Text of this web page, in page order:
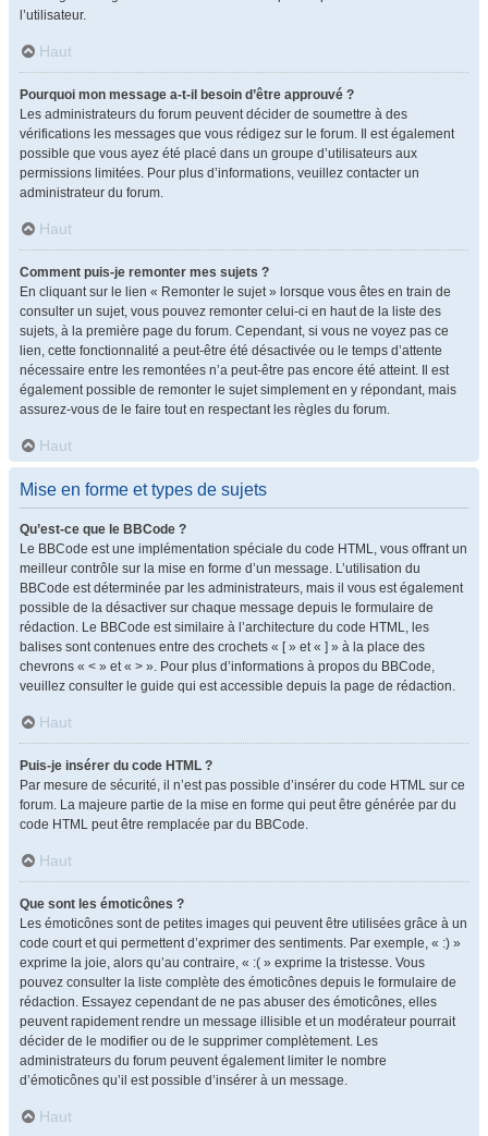
l’utilisateur.
Haut
Pourquoi mon message a-t-il besoin d’être approuvé ?
Les administrateurs du forum peuvent décider de soumettre à des
vérifications les messages que vous rédigez sur le forum. Il est également
possible que vous ayez été placé dans un groupe d’utilisateurs aux
permissions limitées. Pour plus d’informations, veuillez contacter un
administrateur du forum.
Haut
Comment puis-je remonter mes sujets ?
En cliquant sur le lien « Remonter le sujet » lorsque vous êtes en train de
consulter un sujet, vous pouvez remonter celui-ci en haut de la liste des
sujets, à la première page du forum. Cependant, si vous ne voyez pas ce
lien, cette fonctionnalité a peut-être été désactivée ou le temps d’attente
nécessaire entre les remontées n’a peut-être pas encore été atteint. Il est
également possible de remonter le sujet simplement en y répondant, mais
assurez-vous de le faire tout en respectant les règles du forum.
Haut
Mise en forme et types de sujets
Qu’est-ce que le BBCode ?
Le BBCode est une implémentation spéciale du code HTML, vous offrant un
meilleur contrôle sur la mise en forme d’un message. L’utilisation du
BBCode est déterminée par les administrateurs, mais il vous est également
possible de la désactiver sur chaque message depuis le formulaire de
rédaction. Le BBCode est similaire à l’architecture du code HTML, les
balises sont contenues entre des crochets « [ » et « ] » à la place des
chevrons « < » et « > ». Pour plus d’informations à propos du BBCode,
veuillez consulter le guide qui est accessible depuis la page de rédaction.
Haut
Puis-je insérer du code HTML ?
Par mesure de sécurité, il n’est pas possible d’insérer du code HTML sur ce
forum. La majeure partie de la mise en forme qui peut être générée par du
code HTML peut être remplacée par du BBCode.
Haut
Que sont les émoticônes ?
Les émoticônes sont de petites images qui peuvent être utilisées grâce à un
code court et qui permettent d’exprimer des sentiments. Par exemple, « :) »
exprime la joie, alors qu’au contraire, « :( » exprime la tristesse. Vous
pouvez consulter la liste complète des émoticônes depuis le formulaire de
rédaction. Essayez cependant de ne pas abuser des émoticônes, elles
peuvent rapidement rendre un message illisible et un modérateur pourrait
décider de le modifier ou de le supprimer complètement. Les
administrateurs du forum peuvent également limiter le nombre
d’émoticônes qu’il est possible d’insérer à un message.
Haut